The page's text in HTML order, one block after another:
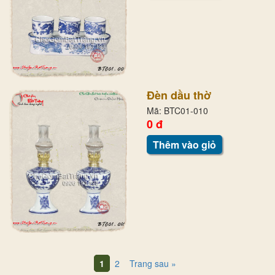
Đèn dầu thờ
Mã: BTC01-010
0 đ
Thêm vào giỏ
1 2 Trang sau »